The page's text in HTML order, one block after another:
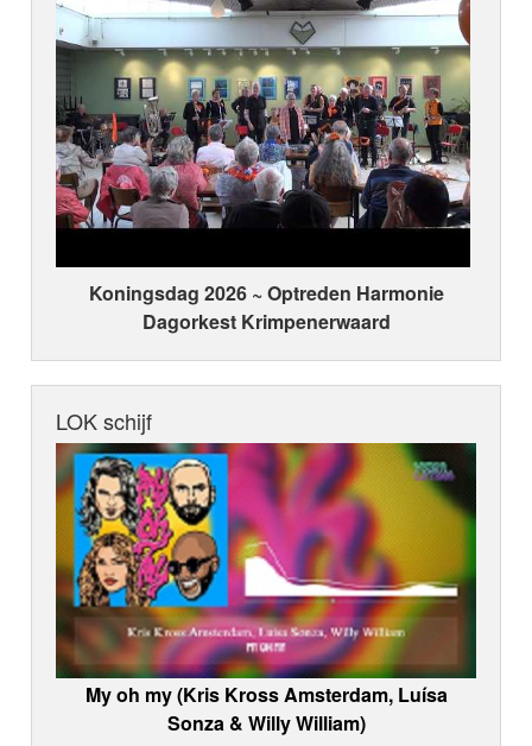
Koningsdag 2026 ~ Optreden Harmonie
Dagorkest Krimpenerwaard
LOK schijf
My oh my (Kris Kross Amsterdam, Luísa
Sonza & Willy William)